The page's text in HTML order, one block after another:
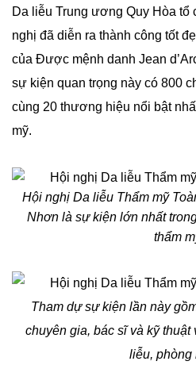
Da liễu Trung ương Quy Hòa tổ
nghị đã diễn ra thành công tốt
của Được mệnh danh Jean
sự kiện quan trọng này có 800
cùng 20 thương hiệu nổi bật
mỹ.
Hội nghị Da liễu Thẩm mỹ
Nhơn là sự kiện lớn nhất
thẩm
Tham dự sự kiện lần này
chuyên gia, bác sĩ và kỹ
liễu, phòng